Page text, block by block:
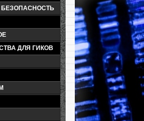
ДЛЯ ГИКОВ